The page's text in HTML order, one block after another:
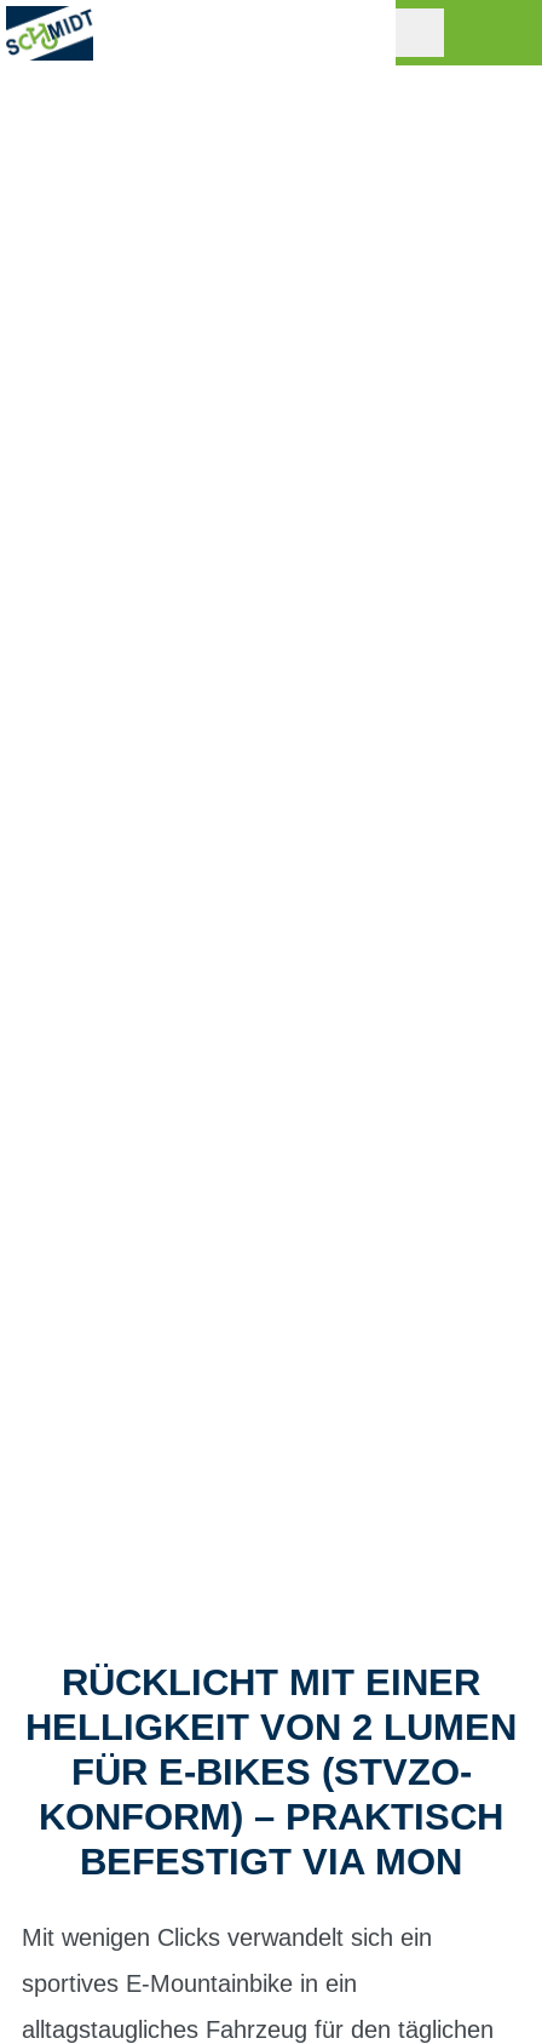
RÜCKLICHT MIT EINER
HELLIGKEIT VON 2 LUMEN
FÜR E-BIKES (STVZO-
KONFORM) – PRAKTISCH
BEFESTIGT VIA MON
Mit wenigen Clicks verwandelt sich ein
sportives E-Mountainbike in ein
alltagstaugliches Fahrzeug für den täglichen